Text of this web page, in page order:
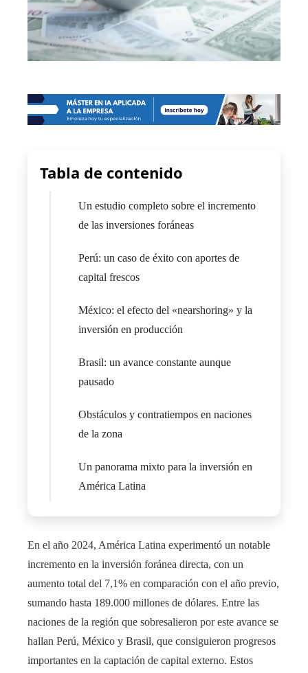
Tabla de contenido
Un estudio completo sobre el incremento
de las inversiones foráneas
Perú: un caso de éxito con aportes de
capital frescos
México: el efecto del «nearshoring» y la
inversión en producción
Brasil: un avance constante aunque
pausado
Obstáculos y contratiempos en naciones
de la zona
Un panorama mixto para la inversión en
América Latina
En el año 2024, América Latina experimentó un notable
incremento en la inversión foránea directa, con un
aumento total del 7,1% en comparación con el año previo,
sumando hasta 189.000 millones de dólares. Entre las
naciones de la región que sobresalieron por este avance se
hallan Perú, México y Brasil, que consiguieron progresos
importantes en la captación de capital externo. Estos